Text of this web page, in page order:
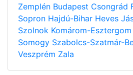
Zemplén Budapest Csongrád
Sopron Hajdú-Bihar Heves
Szolnok Komárom-Esztergom
Somogy Szabolcs-Szatmár-
Veszprém Zala